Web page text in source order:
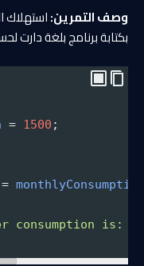
وصف التمرين:
بكتابة برنامج بلغة دارت
= 1500 ;
= monthlyConsumption
consumption is: